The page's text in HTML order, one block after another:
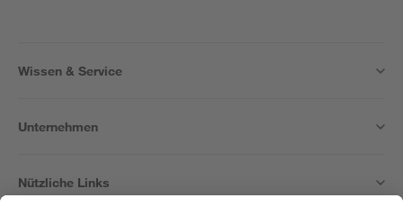
Wissen & Service
Unternehmen
Nützliche Links